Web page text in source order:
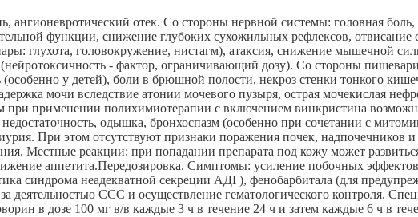
ангионевротический отек. Со стороны нервной системы: головная
функции, снижение глубоких сухожильных рефлексов,
глухота, головокружение, нистагм), атаксия, снижение мышечной
(нейротоксичность - фактор, ограничивающий дозу). Со стороны
(особенно у детей), боли в брюшной полости, некроз стенки тонкого
мочи вследствие атонии мочевого пузыря, острая мочекислая
при применении полихимиотерапии с включением винкристина
недостаточность, одышка, бронхоспазм (особенно при сочетании с
При этом отсутствуют признаки поражения почек, надпочечников
Местные реакции: при попадании препарата под кожу может
аппетита.Передозировка. Симптомы: усиление побочных
синдрома неадекватной секреции АДГ), фенобарбитала (для
деятельностью ССС и осуществление гематологического контроля.
в дозе 100 мг в/в каждые 3 ч в течение 24 ч и затем каждые 6 ч в